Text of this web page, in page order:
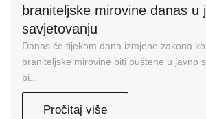
braniteljske mirovine danas u
savjetovanju
Danas će tijekom dana izmjene zakona
braniteljske mirovine biti puštene u javno
bi...
Pročitaj više